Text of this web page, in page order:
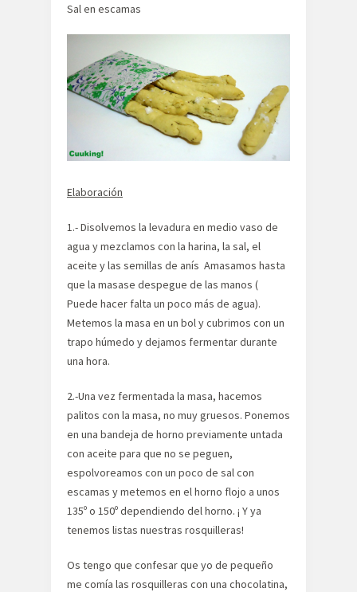
Sal en escamas
Elaboración
1.- Disolvemos la levadura en medio vaso de
agua y mezclamos con la harina, la sal, el
aceite y las semillas de anís Amasamos hasta
que la masase despegue de las manos (
Puede hacer falta un poco más de agua).
Metemos la masa en un bol y cubrimos con un
trapo húmedo y dejamos fermentar durante
una hora.
2.-Una vez fermentada la masa, hacemos
palitos con la masa, no muy gruesos. Ponemos
en una bandeja de horno previamente untada
con aceite para que no se peguen,
espolvoreamos con un poco de sal con
escamas y metemos en el horno flojo a unos
135º o 150º dependiendo del horno. ¡ Y ya
tenemos listas nuestras rosquilleras!
Os tengo que confesar que yo de pequeño
me comía las rosquilleras con una chocolatina,